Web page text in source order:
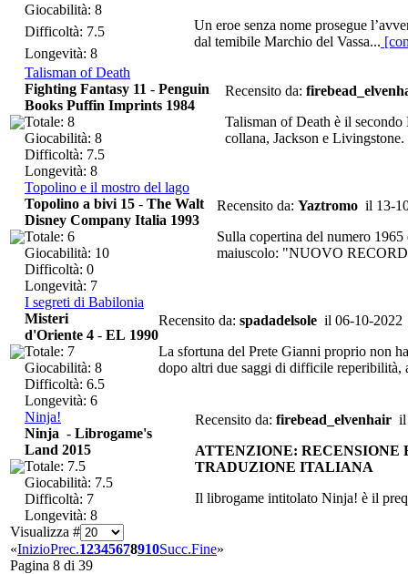
Un eroe senza nome prosegue
dal temibile Marchio del Vassa...
Giocabilità: 8
Difficoltà: 7.5
Longevità: 8
Talisman of Death
Recensito da:
Talisman of Death è il
collana, Jackson e
Fighting Fantasy 11 - Penguin
Books Puffin Imprints 1984
Totale: 8
Giocabilità: 8
Difficoltà: 7.5
Longevità: 8
Topolino e il mostro del lago
Recensito da: Yaztromo il 13-
Sulla copertina del numero
maiuscolo: "NUOVO
Topolino a bivi 15 - The Walt
Disney Company Italia 1993
Totale: 6
Giocabilità: 10
Difficoltà: 0
Longevità: 7
I segreti di Babilonia
Recensito da: spadadelsole il 06-10-2022
La sfortuna del Prete Gianni proprio non
dopo altri due saggi di difficile reperibilità,
Misteri
d'Oriente 4 - EL 1990
Totale: 7
Giocabilità: 8
Difficoltà: 6.5
Longevità: 6
Ninja!
Recensito da: firebead_elvenhair il
ATTENZIONE: RECENSIONE
TRADUZIONE ITALIANA
Il librogame intitolato Ninja! è il
Ninja - Librogame's
Land 2015
Totale: 7.5
Giocabilità: 7.5
Difficoltà: 7
Longevità: 8
Visualizza #
«InizioPrec.12345678910Succ.Fine»
Pagina 8 di 39